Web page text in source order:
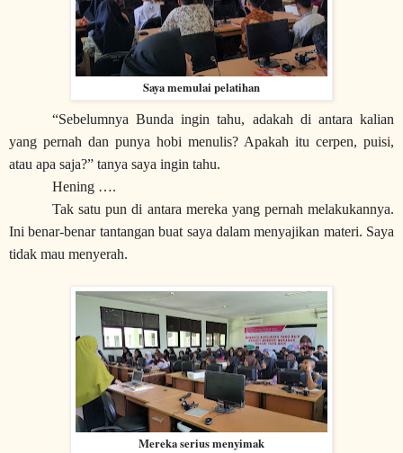
Saya memulai pelatihan
“Sebelumnya Bunda ingin tahu, adakah di antara kalian
yang pernah dan punya hobi menulis? Apakah itu cerpen, puisi,
atau apa saja?” tanya saya ingin tahu.
Hening ….
Tak satu pun di antara mereka yang pernah melakukannya.
Ini benar-benar tantangan buat saya dalam menyajikan materi. Saya
tidak mau menyerah.
Mereka serius menyimak